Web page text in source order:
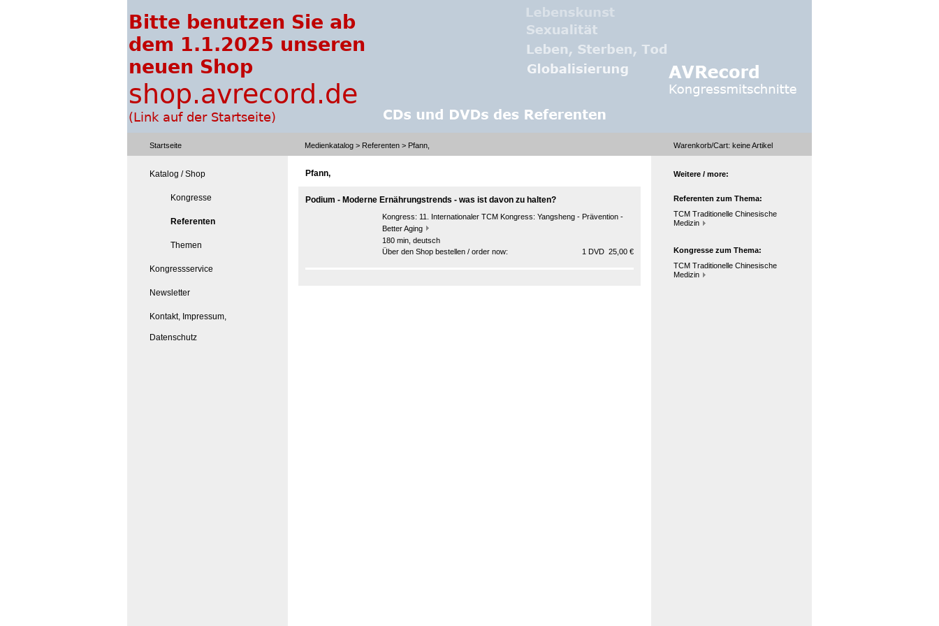
Startseite Medienkatalog > Referenten > Pfann, Warenkorb/Cart: keineArtikel
Katalog / Shop
Kongresse
Referenten
Themen
Kongressservice
Newsletter
Kontakt, Impressum,
Datenschutz
Pfann,
Podium - Moderne Ernährungstrends - was ist davon zu halten?
Kongress: 11. Internationaler TCM Kongress: Yangsheng - Prävention -
Better Aging
180 min, deutsch
Über den Shop bestellen / order now:
1 DVD 25,00 €
Weitere / more:
Referenten zum Thema:
TCM Traditionelle Chinesische
Medizin
Kongresse zum Thema:
TCM Traditionelle Chinesische
Medizin